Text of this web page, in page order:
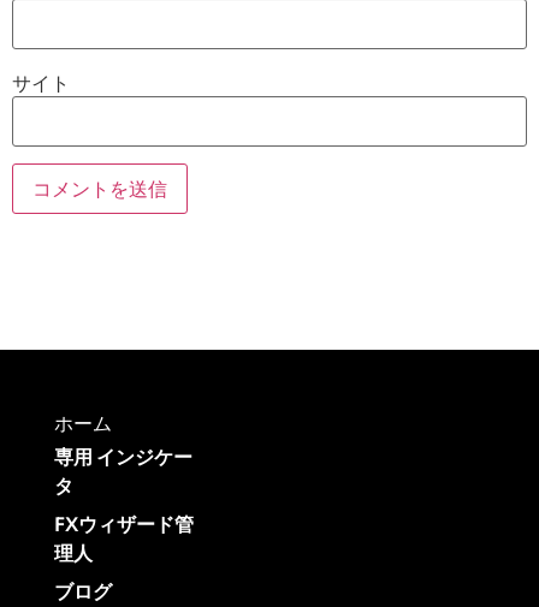
サイト
ホーム
専用 インジケー
タ
FXウィザード管
理人
ブログ